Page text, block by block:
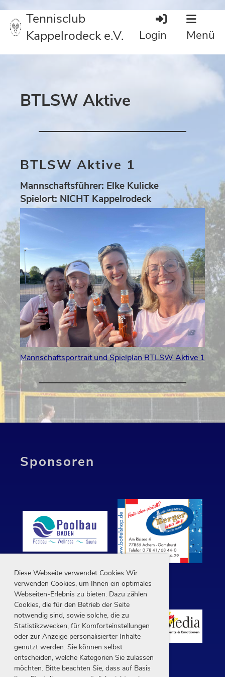
Diese Webseite verwendet Cookies Wir
verwenden Cookies, um Ihnen ein optimales
Webseiten-Erlebnis zu bieten. Dazu zählen
Cookies, die für den Betrieb der Seite
notwendig sind, sowie solche, die zu
Statistikzwecken, für Komforteinstellungen
oder zur Anzeige personalisierter Inhalte
genutzt werden. Sie können selbst
entscheiden, welche Kategorien Sie zulassen
möchten. Bitte beachten Sie, dass auf Basis
Tennisclub
Kappelrodeck e.V.
Login Menü
BTLSW Aktive
BTLSW Aktive 1
Mannschaftsführer: Elke Kulicke
Spielort: NICHT Kappelrodeck
Mannschaftsportrait und Spielplan BTLSW Aktive 1
Sponsoren